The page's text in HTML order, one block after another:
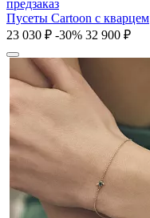
предзаказ
Пусеты Cartoon с кварцем
23 030 ₽ -30% 32 900 ₽